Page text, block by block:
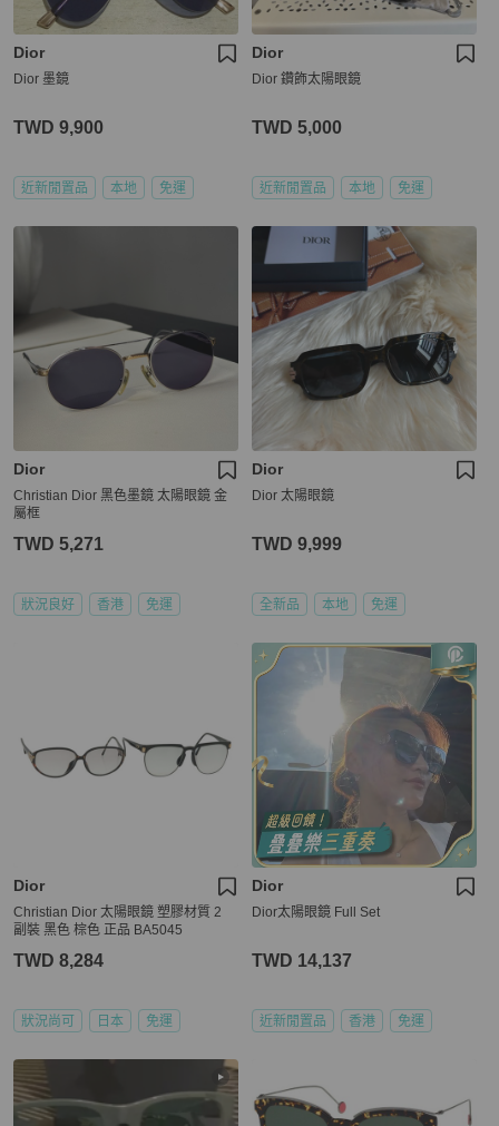
Dior
Dior 墨鏡
TWD 9,900
近新閒置品 本地 免運
Dior
Dior 鑽飾太陽眼鏡
TWD 5,000
近新閒置品 本地 免運
Dior
Christian Dior 黑色墨鏡 太陽眼鏡 金
屬框
TWD 5,271
狀況良好 香港 免運
Dior
Dior 太陽眼鏡
TWD 9,999
全新品 本地 免運
Dior
Christian Dior 太陽眼鏡 塑膠材質 2
副裝 黑色 棕色 正品 BA5045
TWD 8,284
狀況尚可 日本 免運
Dior
Dior太陽眼鏡 Full Set
TWD 14,137
近新閒置品 香港 免運